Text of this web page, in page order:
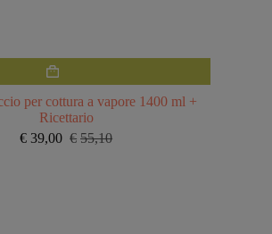
per cottura a vapore 1400 ml +
Ricettario
€ 55,10
Il
€ 39,00 Il